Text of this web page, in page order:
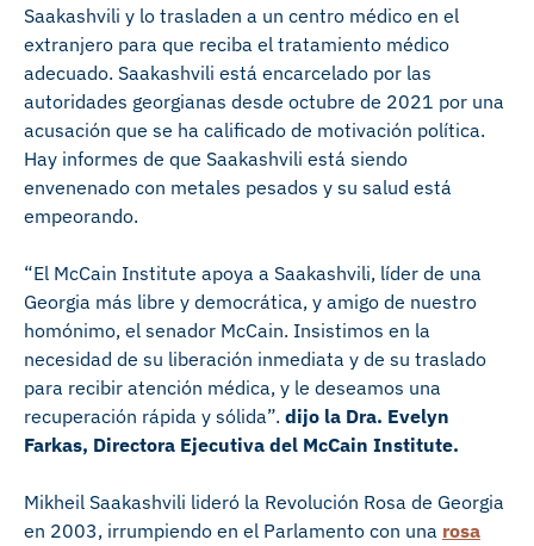
Saakashvili y lo trasladen a un centro médico en el
extranjero para que reciba el tratamiento médico
adecuado. Saakashvili está encarcelado por las
autoridades georgianas desde octubre de 2021 por una
acusación que se ha calificado de motivación política.
Hay informes de que Saakashvili está siendo
envenenado con metales pesados y su salud está
empeorando.
“El McCain Institute apoya a Saakashvili, líder de una
Georgia más libre y democrática, y amigo de nuestro
homónimo, el senador McCain. Insistimos en la
necesidad de su liberación inmediata y de su traslado
para recibir atención médica, y le deseamos una
recuperación rápida y sólida”. dijo la Dra. Evelyn
Farkas, Directora Ejecutiva del McCain Institute.
Mikheil Saakashvili lideró la Revolución Rosa de Georgia
en 2003, irrumpiendo en el Parlamento con una rosa